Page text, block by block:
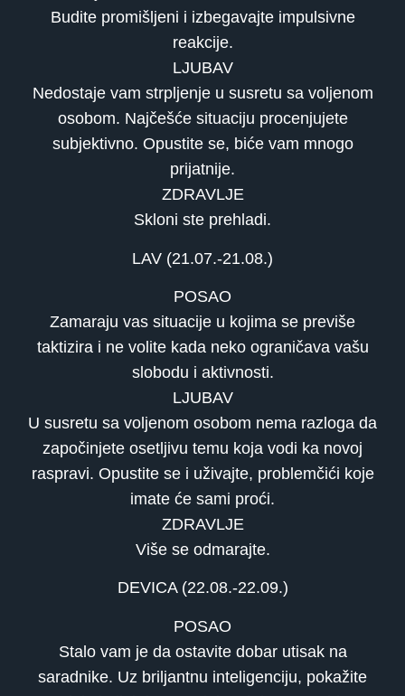
Budite promišljeni i izbegavajte impulsivne
reakcije.
LJUBAV
Nedostaje vam strpljenje u susretu sa voljenom
osobom. Najčešće situaciju procenjujete
subjektivno. Opustite se, biće vam mnogo
prijatnije.
ZDRAVLJE
Skloni ste prehladi.
LAV (21.07.-21.08.)
POSAO
Zamaraju vas situacije u kojima se previše
taktizira i ne volite kada neko ograničava vašu
slobodu i aktivnosti.
LJUBAV
U susretu sa voljenom osobom nema razloga da
započinjete osetljivu temu koja vodi ka novoj
raspravi. Opustite se i uživajte, problemčići koje
imate će sami proći.
ZDRAVLJE
Više se odmarajte.
DEVICA (22.08.-22.09.)
POSAO
Stalo vam je da ostavite dobar utisak na
saradnike. Uz briljantnu inteligenciju, pokažite